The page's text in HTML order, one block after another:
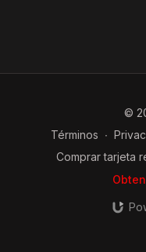
©
Términos ∙
Comprar tarjeta